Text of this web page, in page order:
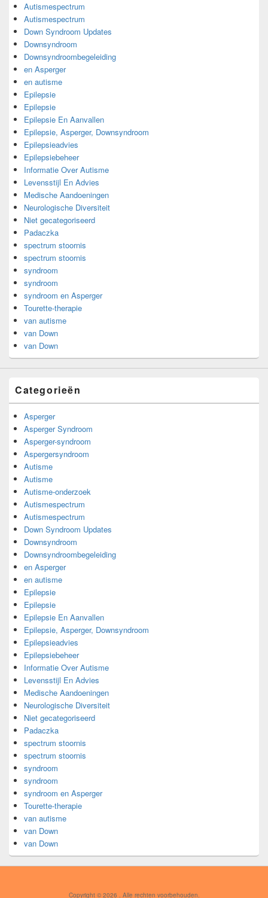
Autismespectrum
Autismespectrum
Down Syndroom Updates
Downsyndroom
Downsyndroombegeleiding
en Asperger
en autisme
Epilepsie
Epilepsie
Epilepsie En Aanvallen
Epilepsie, Asperger, Downsyndroom
Epilepsieadvies
Epilepsiebeheer
Informatie Over Autisme
Levensstijl En Advies
Medische Aandoeningen
Neurologische Diversiteit
Niet gecategoriseerd
Padaczka
spectrum stoornis
spectrum stoornis
syndroom
syndroom
syndroom en Asperger
Tourette-therapie
van autisme
van Down
van Down
Categorieën
Asperger
Asperger Syndroom
Asperger-syndroom
Aspergersyndroom
Autisme
Autisme
Autisme-onderzoek
Autismespectrum
Autismespectrum
Down Syndroom Updates
Downsyndroom
Downsyndroombegeleiding
en Asperger
en autisme
Epilepsie
Epilepsie
Epilepsie En Aanvallen
Epilepsie, Asperger, Downsyndroom
Epilepsieadvies
Epilepsiebeheer
Informatie Over Autisme
Levensstijl En Advies
Medische Aandoeningen
Neurologische Diversiteit
Niet gecategoriseerd
Padaczka
spectrum stoornis
spectrum stoornis
syndroom
syndroom
syndroom en Asperger
Tourette-therapie
van autisme
van Down
van Down
Copyright © 2026 . Alle rechten voorbehouden.